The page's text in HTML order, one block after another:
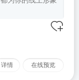
详情 在线预览